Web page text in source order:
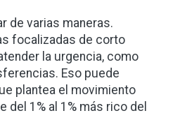
de varias maneras.
focalizadas de corto
la urgencia, como
Eso puede
plantea el movimiento
del 1% al 1% más rico del